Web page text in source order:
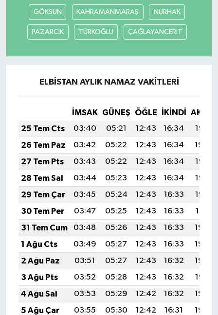
GÖKSUN KAHRAMANMARAŞ NURHAK
PAZARCIK TÜRKOĞLU ÇAĞLAYANCERİT
ELBİSTAN AYLIK NAMAZ VAKITLERI
İMSAK GÜNEŞ ÖĞLE İKINDI
25 Tem Cts
03:40 05:21 12:43 16:34
19:55
26 Tem Paz
03:42 05:22 12:43 16:34
19:54
27 Tem Pts
03:43 05:22 12:43 16:34
19:53
28 Tem Sal
03:44 05:23 12:43 16:34
19:52
29 Tem Çar
03:45 05:24 12:43 16:33
19:52
30 Tem Per
03:47 05:25 12:43 16:33
19:51
31 Tem Cum
03:48 05:26 12:43 16:33
19:50
1 Ağu Cts
03:49 05:27 12:43 16:33
19:49
2 Ağu Paz
03:51 05:27 12:43 16:32
19:48
3 Ağu Pts
03:52 05:28 12:43 16:32
19:47
4 Ağu Sal
03:53 05:29 12:42 16:32
19:46
5 Ağu Çar
03:55 05:30 12:42 16:31
19:45
Köşe Yazıları
Kültür Sanat
Kütahya
Magazin
Pazarlar
Politika
Resmi İlan
Rüya Tabirleri
Sağlık
Şaphane
Simav
Siyaset